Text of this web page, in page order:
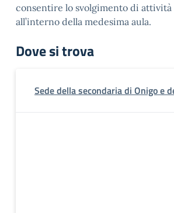
consentire lo svolgimento di
all’interno della medesima aula.
Dove si trova
Sede della secondaria di Onigo e